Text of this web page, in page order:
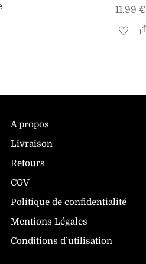
11,99€
A propos
Livraison
Retours
CGV
Politique de confidentialité
Mentions Légales
Conditions d’utilisation